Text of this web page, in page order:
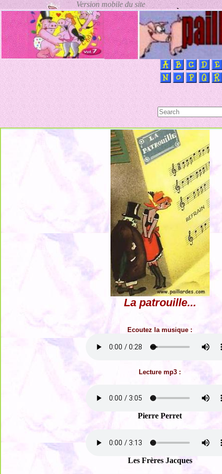
La patrouille...
Ecoutez la musique :
Lecture mp3 :
Pierre Perret
Les Frères Jacques